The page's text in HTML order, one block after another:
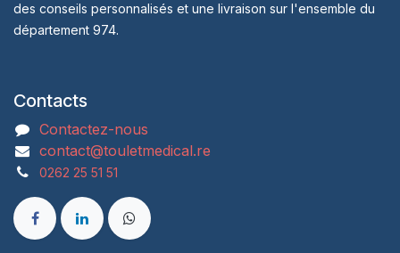
des conseils personnalisés et une livraison sur l'ensemble du
département 974.
Contacts
Contactez-nous
contact@touletmedical.re
0262 25 51 51